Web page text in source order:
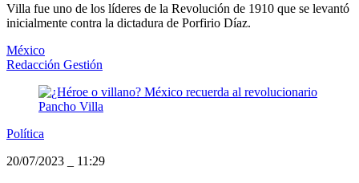
Villa fue uno de los líderes de la Revolución de 1910 que se levantó
inicialmente contra la dictadura de Porfirio Díaz.
México
Redacción Gestión
Política
20/07/2023
11:29